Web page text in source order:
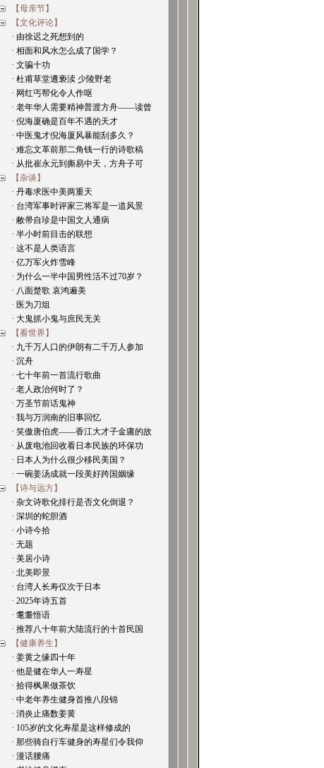
【母亲节】
【文化评论】
· 由徐迟之死想到的
· 相面和风水怎么成了国学？
· 文骗十功
· 杜甫草堂遭亵渎 少陵野老
· 网红丐帮化令人作呕
· 老年华人需要精神普渡方舟——读曾
· 倪海厦确是百年不遇的天才
· 中医鬼才倪海厦风暴能刮多久？
· 难忘文革前那二角钱一行的诗歌稿
· 从批崔永元到撕易中天，方舟子可
【杂谈】
· 丹毒求医中美两重天
· 台湾军事时评家三将军是一道风景
· 敝帚自珍是中国文人通病
· 半小时前目击的联想
· 这不是人类语言
· 亿万军火炸雪峰
· 为什么一半中国男性活不过70岁？
· 八面楚歌 哀鸿遍美
· 医为刀俎
· 大鬼抓小鬼与庶民无关
【看世界】
· 九千万人口的伊朗有二千万人参加
· 沉舟
· 七十年前一首流行歌曲
· 老人政治何时了？
· 万圣节前话鬼神
· 我与万润南的旧事回忆
· 笑傲唐伯虎——香江大才子金庸的故
· 从废电池回收看日本民族的环保功
· 日本人为什么很少移民美国？
· 一碗姜汤成就一段美好跨国姻缘
【诗与远方】
· 杂文诗歌化排行是否文化倒退？
· 深圳的蛇胆酒
· 小诗今拾
· 无题
· 美居小诗
· 北美即景
· 台湾人长寿仅次于日本
· 2025年诗五首
· 耄耋悟语
· 推荐八十年前大陆流行的十首民国
【健康养生】
· 姜黄之缘四十年
· 他是健在华人一寿星
· 拾得枫果做茶饮
· 中老年养生健身首推八段锦
· 消炎止痛数姜黄
· 105岁的文化寿星是这样修成的
· 那些骑自行车健身的寿星们令我仰
· 漫话腰痛